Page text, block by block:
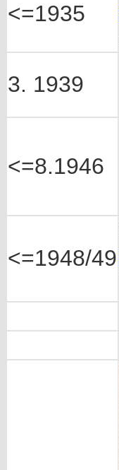
<=1935
3. 1939
<=8.1946
<=1948/49